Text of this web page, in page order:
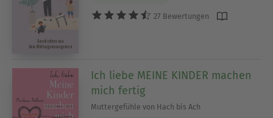
27 Bewertungen
Ich liebe MEINE KINDER machen
mich fertig
Muttergefühle von Hach bis Ach